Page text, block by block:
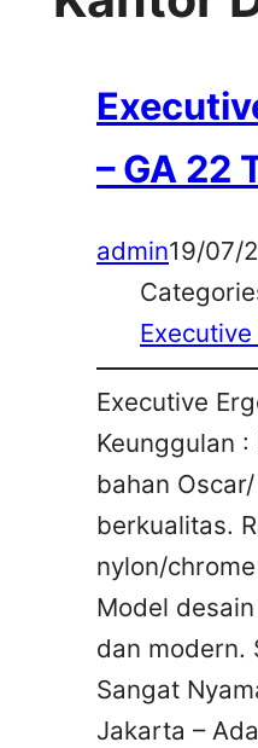
– GA 22
admin19/07/
Executive
Keunggulan
bahan
berkualitas.
nylon/
Model
dan modern.
Sangat
Jakarta –